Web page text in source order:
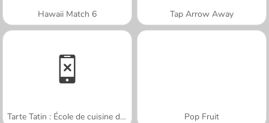
Hawaii Match 6 Tap Arrow Away
Tarte Tatin : École de cuisine de Sara Pop Fruit